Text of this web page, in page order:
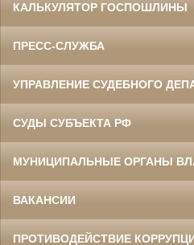
КАЛЬКУЛЯТОР ГОСПОШЛИНЫ
ПРЕСС-СЛУЖБА
УПРАВЛЕНИЕ СУДЕБНОГО
СУДЫ СУБЪЕКТА РФ
МУНИЦИПАЛЬНЫЕ ОРГАНЫ
ВАКАНСИИ
ПРОТИВОДЕЙСТВИЕ